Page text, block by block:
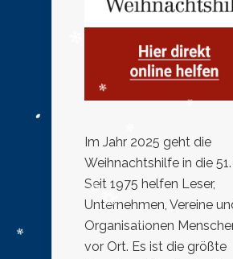
Im Jahr 2025 geht die
Weihnachtshilfe in die 51.
Seit 1975 helfen Leser,
Unternehmen, Vereine
Organisationen
vor Ort. Es ist die größte